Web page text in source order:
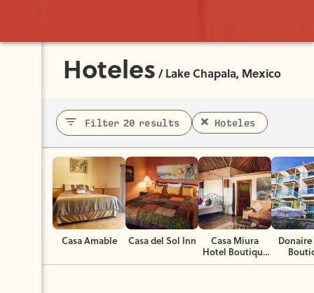
Hoteles /Lake Chapala, Mexico
Filter 20 results Hoteles
Casa Amable Casa del Sol Inn
Casa Miura
Hotel Boutique
& Spa